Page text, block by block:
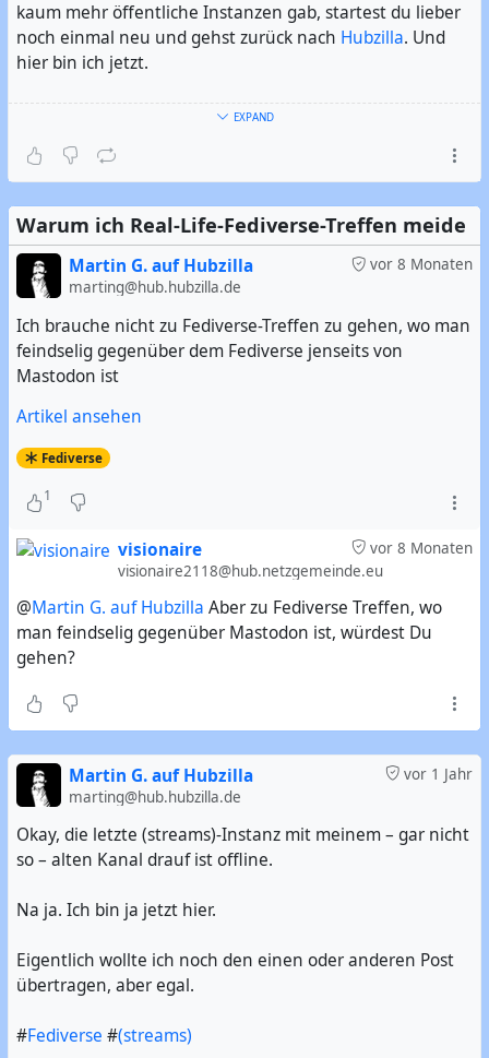
kaum mehr öffentliche Instanzen gab, startest du lieber
noch einmal neu und gehst zurück nach Hubzilla. Und
hier bin ich jetzt.
Ich bin Exilfehmaraner, der jetzt im Süden Hamburgs
Und ich mag es offensichtlicherweise, wenn es frei,
quelloffen, dezentral, aber trotzdem leistungsfähig ist. Im
übrigen bin ich seit 2006 überwiegender Linuxer.
# Vorstellung#Linux#GNU/Linux Freie Software #Open
Source #FOSS#FLOSS#Fehmarn
# Norddeutsch
EXPAND
Warum ich Real-Life-Fediverse-Treffen meide
vor 8 Monaten
Martin G. auf Hubzilla
marting@hub.hubzilla.de
Ich brauche nicht zu Fediverse-Treffen zu gehen, wo man
feindselig gegenüber dem Fediverse jenseits von
Mastodon ist
Artikel ansehen
Fediverse
1
vor 8 Monaten
visionaire
visionaire2118@hub.netzgemeinde.eu
@Martin G. auf Hubzilla Aber zu Fediverse Treffen, wo
man feindselig gegenüber Mastodon ist, würdest Du
gehen?
vor 1 Jahr
Martin G. auf Hubzilla
marting@hub.hubzilla.de
Okay, die letzte (streams)-Instanz mit meinem – gar nicht
so – alten Kanal drauf ist offline.
Na ja. Ich bin ja jetzt hier.
Eigentlich wollte ich noch den einen oder anderen Post
übertragen, aber egal.
#Fediverse #(streams)